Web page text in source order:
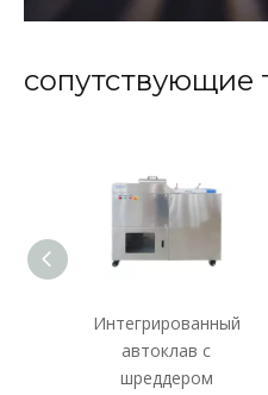
сопутствующие
Интегрированный
автоклав с
шреддером